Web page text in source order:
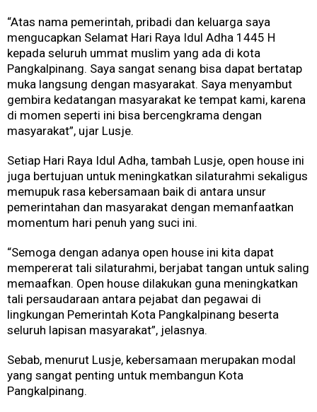
“Atas nama pemerintah, pribadi dan keluarga saya
mengucapkan Selamat Hari Raya Idul Adha 1445 H
kepada seluruh ummat muslim yang ada di kota
Pangkalpinang. Saya sangat senang bisa dapat bertatap
muka langsung dengan masyarakat. Saya menyambut
gembira kedatangan masyarakat ke tempat kami, karena
di momen seperti ini bisa bercengkrama dengan
masyarakat”, ujar Lusje.
Setiap Hari Raya Idul Adha, tambah Lusje, open house ini
juga bertujuan untuk meningkatkan silaturahmi sekaligus
memupuk rasa kebersamaan baik di antara unsur
pemerintahan dan masyarakat dengan memanfaatkan
momentum hari penuh yang suci ini.
“Semoga dengan adanya open house ini kita dapat
mempererat tali silaturahmi, berjabat tangan untuk saling
memaafkan. Open house dilakukan guna meningkatkan
tali persaudaraan antara pejabat dan pegawai di
lingkungan Pemerintah Kota Pangkalpinang beserta
seluruh lapisan masyarakat”, jelasnya.
Sebab, menurut Lusje, kebersamaan merupakan modal
yang sangat penting untuk membangun Kota
Pangkalpinang.